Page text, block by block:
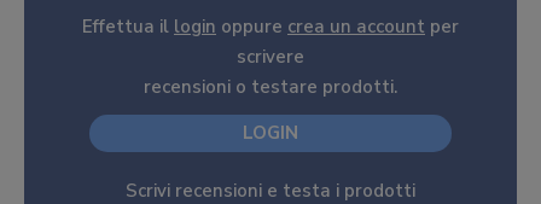
Effettua il login oppure crea un account per
scrivere
recensioni o testare prodotti.
LOGIN
Scrivi recensioni e testa i prodotti